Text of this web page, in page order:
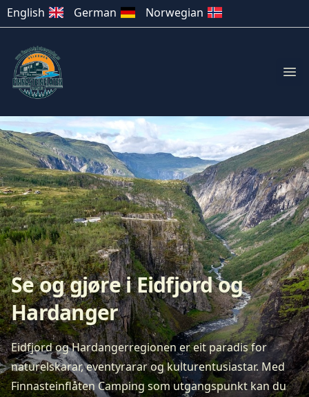
English German Norwegian
Se og gjøre i Eidfjord og
Hardanger
Eidfjord og Hardangerregionen er eit paradis for
naturelskarar, eventyrarar og kulturentusiastar. Med
Finnasteinflåten Camping som utgangspunkt kan du